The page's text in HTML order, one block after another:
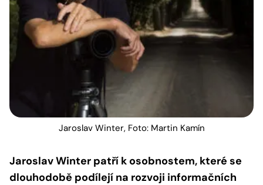
Jaroslav Winter, Foto: Martin Kamín
Jaroslav Winter patří k osobnostem, které se
dlouhodobě podílejí na rozvoji informačních